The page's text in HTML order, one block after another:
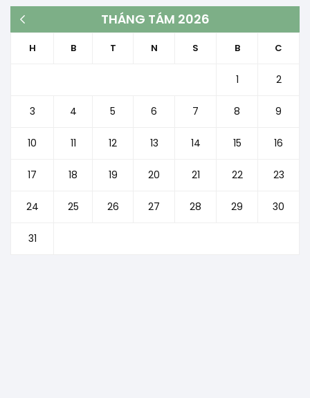
THÁNG TÁM 2026
H B T N S B C
1 2
3 4 5 6 7 8 9
10 11 12 13 14 15 16
17 18 19 20 21 22 23
24 25 26 27 28 29 30
31